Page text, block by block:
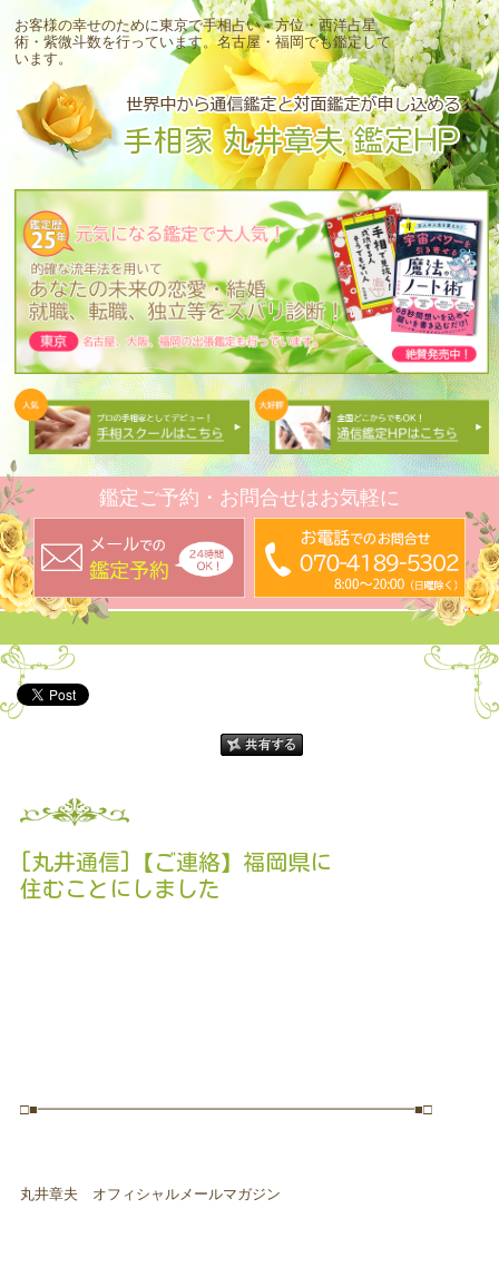
お客様の幸せのために東京で手相占い・方位・西洋占星
術・紫微斗数を行っています。名古屋・福岡でも鑑定して
います。
鑑定ご予約・お問合せはお気軽に
[丸井通信]【ご連絡】福岡県に
住むことにしました
□■━━━━━━━━━━━━━━━━━━━━━━━━━━■□
丸井章夫 オフィシャルメールマガジン